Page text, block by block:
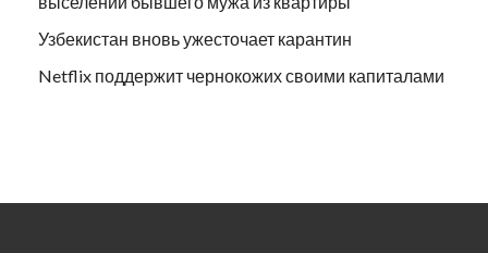
Узбекистан вновь ужесточает карантин
Netflix поддержит чернокожих своими капиталами